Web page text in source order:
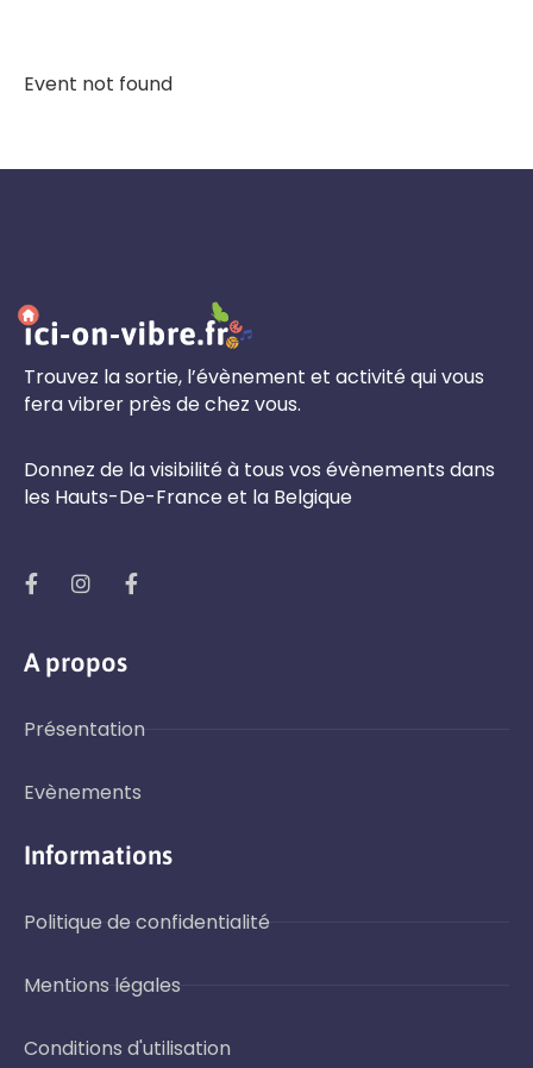
Event not found
Trouvez la sortie, l’évènement et activité qui vous
fera vibrer près de chez vous.
Donnez de la visibilité à tous vos évènements dans
les Hauts-De-France et la Belgique
A propos
Présentation
Evènements
Informations
Politique de confidentialité
Mentions légales
Conditions d'utilisation